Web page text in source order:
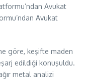
Avukat
Avukat
göre, keşifte maden
edildiği konuşuldu.
metal analizi